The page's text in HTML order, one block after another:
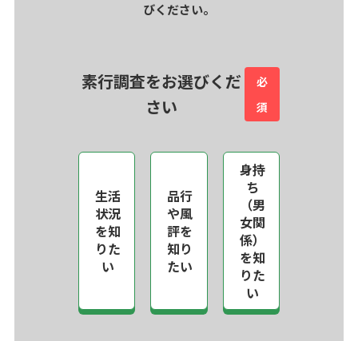
びください。
素行調査をお選びくだ
さい
必
須
生活
状況
を知
りた
い
品行
や風
評を
知り
たい
身持
ち
（男
女関
係）
を知
りた
い